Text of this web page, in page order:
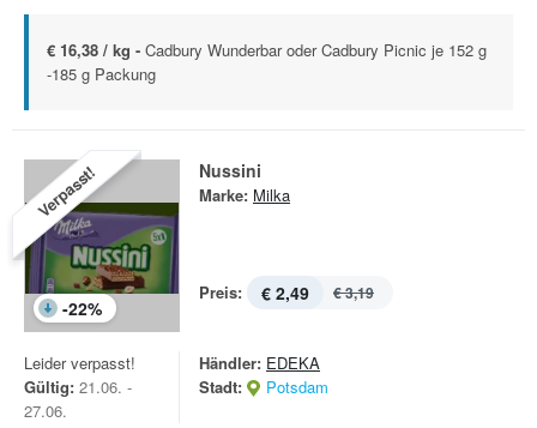
€ 16,38 / kg - Cadbury Wunderbar oder Cadbury Picnic je 152 g
-185 g Packung
Verpasst!
-22%
Nussini
Marke: Milka
Preis: € 2,49 € 3,19
Leider verpasst!
Gültig: 21.06. -
27.06.
Händler: EDEKA
Stadt:
Potsdam